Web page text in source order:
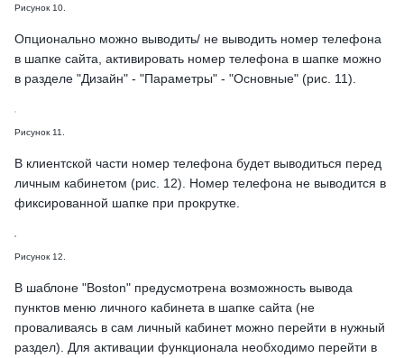
Рисунок 10.
Опционально можно выводить/ не выводить номер телефона
в шапке сайта, активировать номер телефона в шапке можно
в разделе "Дизайн" - "Параметры" - "Основные" (рис. 11).
Рисунок 11.
В клиентской части номер телефона будет выводиться перед
личным кабинетом (рис. 12). Номер телефона не выводится в
фиксированной шапке при прокрутке.
Рисунок 12.
В шаблоне "Boston" предусмотрена возможность вывода
пунктов меню личного кабинета в шапке сайта (не
проваливаясь в сам личный кабинет можно перейти в нужный
раздел). Для активации функционала необходимо перейти в